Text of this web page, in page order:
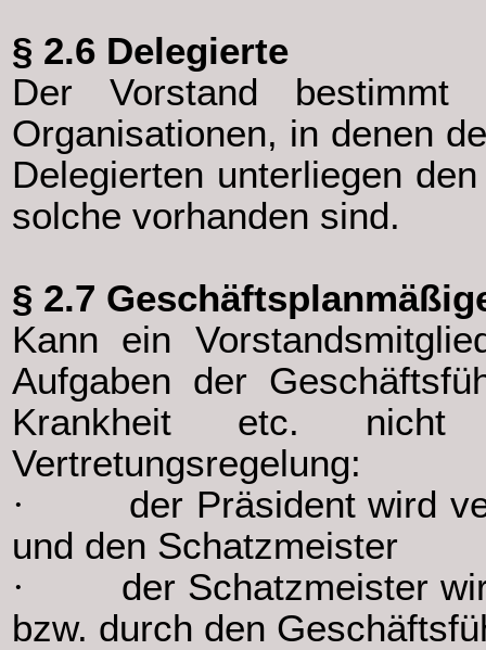
§ 2.6 Delegierte
Der Vorstand
Organisationen, in denen
Delegierten unterliegen
solche vorhanden sind.
§ 2.7
Kann ein
Aufgaben der
Krankheit etc. nicht
Vertretungsregelung:
·
der Präsident wird
und den Schatzmeister
·
der Schatzmeister
bzw. durch den